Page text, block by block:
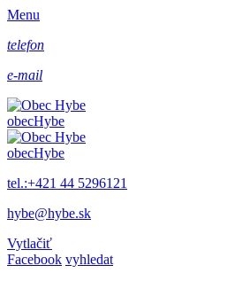
Menu
telefon
e-mail
obecHybe
obecHybe
tel.:+421 44 5296121
hybe@hybe.sk
Vytlačiť
Facebook vyhledat